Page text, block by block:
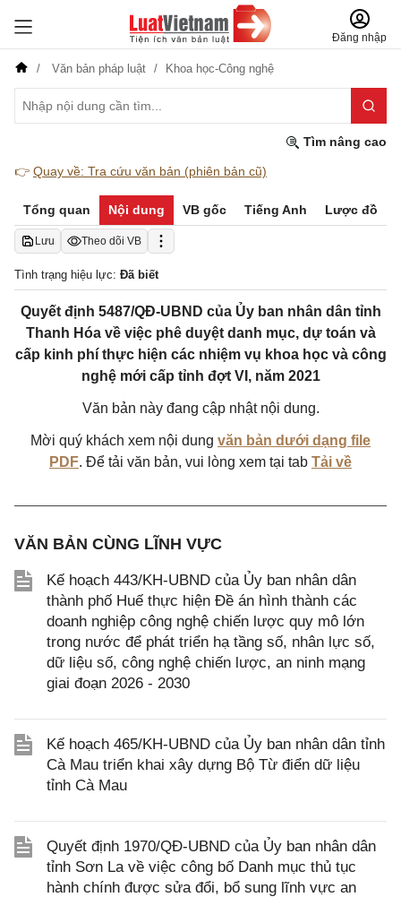
Đăng nhập
Văn bản pháp luật Khoa học-Công nghệ
Tìm nâng cao
👉 Quay về: Tra cứu văn bản (phiên bản cũ)
Tổng quan Nội dung VB gốc Tiếng Anh Lược đồ
Lưu Theo dõi VB
Tình trạng hiệu lực: Đã biết
Quyết định 5487/QĐ-UBND của Ủy ban nhân dân tỉnh
Thanh Hóa về việc phê duyệt danh mục, dự toán và
cấp kinh phí thực hiện các nhiệm vụ khoa học và công
nghệ mới cấp tỉnh đợt VI, năm 2021
Văn bản này đang cập nhật nội dung.
Mời quý khách xem nội dung văn bản dưới dạng file
PDF. Để tải văn bản, vui lòng xem tại tab Tải về
VĂN BẢN CÙNG LĨNH VỰC
Kế hoạch 443/KH-UBND của Ủy ban nhân dân
thành phố Huế thực hiện Đề án hình thành các
doanh nghiệp công nghệ chiến lược quy mô lớn
trong nước để phát triển hạ tầng số, nhân lực số,
dữ liệu số, công nghệ chiến lược, an ninh mạng
giai đoạn 2026 - 2030
Kế hoạch 465/KH-UBND của Ủy ban nhân dân tỉnh
Cà Mau triển khai xây dựng Bộ Từ điển dữ liệu
tỉnh Cà Mau
Quyết định 1970/QĐ-UBND của Ủy ban nhân dân
tỉnh Sơn La về việc công bố Danh mục thủ tục
hành chính được sửa đổi, bổ sung lĩnh vực an